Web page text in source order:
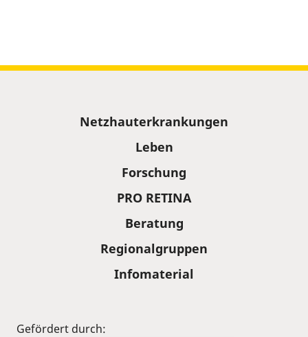
Netzhauterkrankungen
Leben
Forschung
PRO RETINA
Beratung
Regionalgruppen
Infomaterial
Gefördert durch: